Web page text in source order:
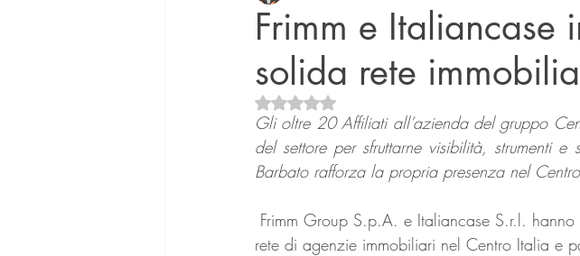
Frimm e Italiancase
solida rete
Valutazione NaN stelle su 5.
Gli oltre 20 Affiliati all’azienda del gruppo
del settore per sfruttarne visibilità, strumenti
Barbato rafforza la propria presenza nel
rete di agenzie immobiliari nel Centro Italia e